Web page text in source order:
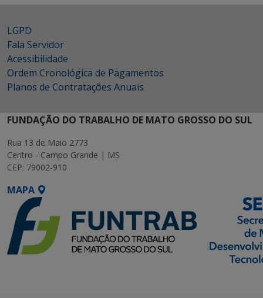
LGPD
Fala Servidor
Acessibilidade
Ordem Cronológica de Pagamentos
Planos de Contratações Anuais
FUNDAÇÃO DO TRABALHO DE MATO GROSSO DO SUL
Rua 13 de Maio 2773
Centro - Campo Grande | MS
CEP: 79002-910
MAPA